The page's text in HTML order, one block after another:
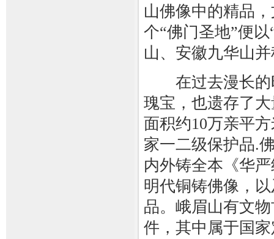
山佛像中的精品
个“佛门圣地”便
山、安徽九华山
在过去漫长的
瑰宝，也遗存了
面积约10万亲平
家一二级保护品.
内外铸全本《华
明代铜铸佛像，
品。峨眉山有文
件，其中属于国